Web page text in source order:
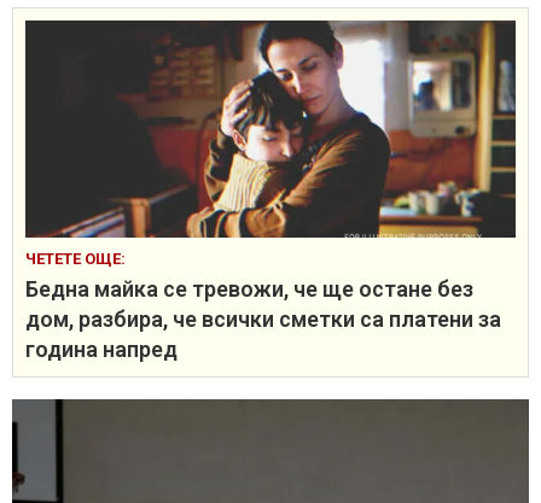
ЧЕТЕТЕ ОЩЕ:
Бедна майка се тревожи, че ще остане без
дом, разбира, че всички сметки са платени за
година напред